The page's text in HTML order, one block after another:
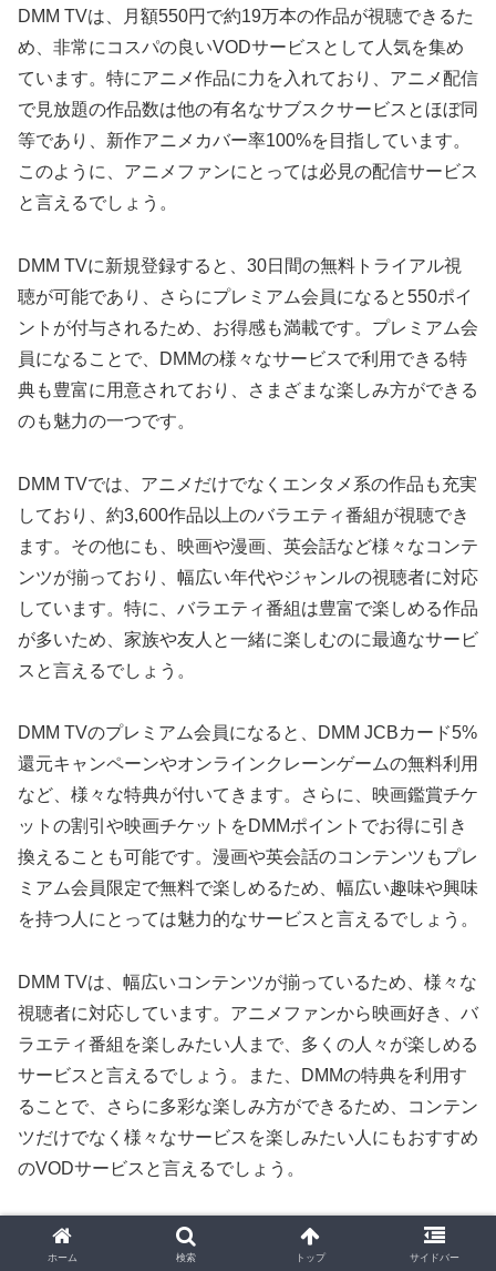
DMM TVは、月額550円で約19万本の作品が視聴できるた
め、非常にコスパの良いVODサービスとして人気を集め
ています。特にアニメ作品に力を入れており、アニメ配信
で見放題の作品数は他の有名なサブスクサービスとほぼ同
等であり、新作アニメカバー率100%を目指しています。
このように、アニメファンにとっては必見の配信サービス
と言えるでしょう。
DMM TVに新規登録すると、30日間の無料トライアル視
聴が可能であり、さらにプレミアム会員になると550ポイ
ントが付与されるため、お得感も満載です。プレミアム会
員になることで、DMMの様々なサービスで利用できる特
典も豊富に用意されており、さまざまな楽しみ方ができる
のも魅力の一つです。
DMM TVでは、アニメだけでなくエンタメ系の作品も充実
しており、約3,600作品以上のバラエティ番組が視聴でき
ます。その他にも、映画や漫画、英会話など様々なコンテ
ンツが揃っており、幅広い年代やジャンルの視聴者に対応
しています。特に、バラエティ番組は豊富で楽しめる作品
が多いため、家族や友人と一緒に楽しむのに最適なサービ
スと言えるでしょう。
DMM TVのプレミアム会員になると、DMM JCBカード5%
還元キャンペーンやオンラインクレーンゲームの無料利用
など、様々な特典が付いてきます。さらに、映画鑑賞チケ
ットの割引や映画チケットをDMMポイントでお得に引き
換えることも可能です。漫画や英会話のコンテンツもプレ
ミアム会員限定で無料で楽しめるため、幅広い趣味や興味
を持つ人にとっては魅力的なサービスと言えるでしょう。
DMM TVは、幅広いコンテンツが揃っているため、様々な
視聴者に対応しています。アニメファンから映画好き、バ
ラエティ番組を楽しみたい人まで、多くの人々が楽しめる
サービスと言えるでしょう。また、DMMの特典を利用す
ることで、さらに多彩な楽しみ方ができるため、コンテン
ツだけでなく様々なサービスを楽しみたい人にもおすすめ
のVODサービスと言えるでしょう。
DMMプレミアム公式サイトはこちら
ホーム 検索 トップ サイドバー